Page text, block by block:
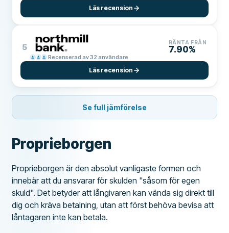
Läs recension
5
Recenserad av 32 användare
RÄNTA FRÅN
7.90%
Läs recension
Se full jämförelse
Proprieborgen
Proprieborgen är den absolut vanligaste formen och
innebär att du ansvarar för skulden "såsom för egen
skuld". Det betyder att långivaren kan vända sig direkt till
dig och kräva betalning, utan att först behöva bevisa att
låntagaren inte kan betala.